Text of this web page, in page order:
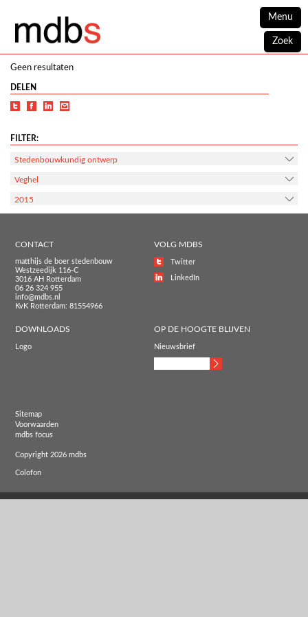
Menu
Zoek
Geen resultaten
DELEN
FILTER:
Stedenbouwkundig ontwerp
Veghel
2015
CONTACT
matthijs de boer stedenbouw
Westzeedijk 116-C
3016 AH Rotterdam
06 26 324 955
info@mdbs.nl
KvK Rotterdam: 81554966
VOLG MDBS
Twitter
LinkedIn
DOWNLOADS
Logo
OP DE HOOGTE BLIJVEN
Nieuwsbrief
Sitemap
Voorwaarden
mdbs focus
Copyright 2026 mdbs
Colofon